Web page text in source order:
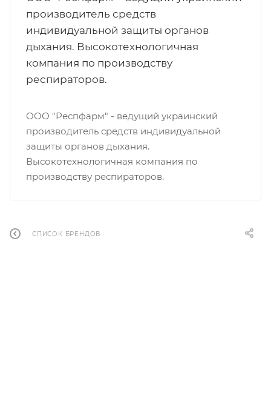
производитель средств
индивидуальной защиты органов
дыхания. Высокотехнологичная
компания по производству
респираторов.
ООО "Респфарм" - ведущий украинский
производитель средств индивидуальной
защиты органов дыхания.
Высокотехнологичная компания по
производству респираторов.
СПИСОК БРЕНДОВ